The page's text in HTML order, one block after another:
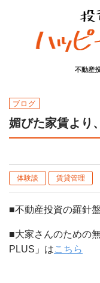
不動産
ブログ
媚びた家賃より
体験談 賃貸管理
■不動産投資の羅針
■大家さんのための
PLUS」はこちら